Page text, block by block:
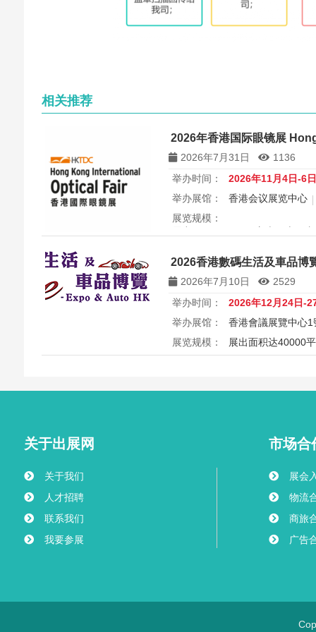
相关推荐
2026年香港国际眼镜展
2026年7月31日
1136
举办时间：
2026年11月4日-6日
举办展馆：
香港会议展览中心
展览规模：
香港国际眼镜展2026将于11月4
办，为期三天，是亚洲最具影响
国际认证。展会特设品牌廊、智
球视光产品供应商，并配套眼镜
创造高效的跨境商贸与合作机…
2026香港數碼生活及車品
2026年7月10日
2529
举办时间：
2026年12月24日-
举办展馆：
香港會議展覽中心
展览规模：
展出面积达40000
用品千余家展商，打造圣诞黄金
关于出展网
关于我们
人才招聘
联系我们
我要参展
市场合
展会
物流
商旅
广告